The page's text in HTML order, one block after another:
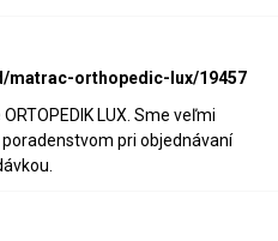
matrac-orthopedic-lux/19457
LUX. Sme veľmi
pri objednávaní